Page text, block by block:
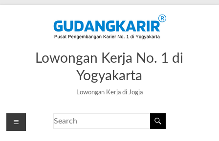
Lowongan Kerja No. 1 di
Yogyakarta
Lowongan Kerja di Jogja